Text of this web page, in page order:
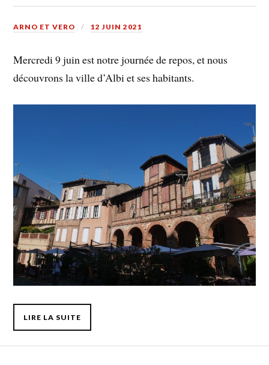
ARNO ET VERO 12 JUIN 2021
Mercredi 9 juin est notre journée de repos, et nous
découvrons la ville d’Albi et ses habitants.
LIRE LA SUITE